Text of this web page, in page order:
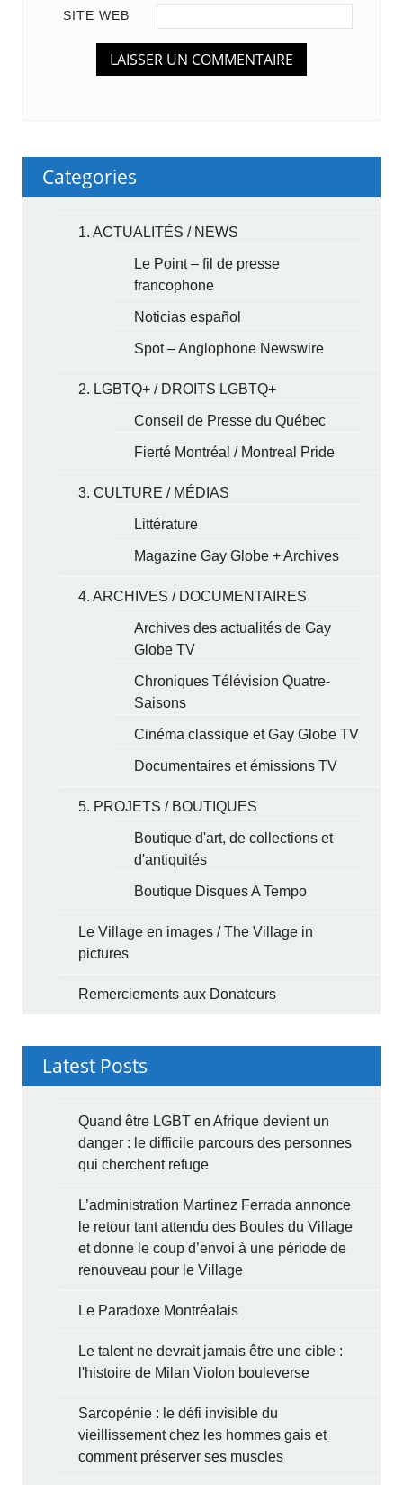
SITE WEB
Categories
1. ACTUALITÉS / NEWS
Le Point – fil de presse
francophone
Noticias español
Spot – Anglophone Newswire
2. LGBTQ+ / DROITS LGBTQ+
Conseil de Presse du Québec
Fierté Montréal / Montreal Pride
3. CULTURE / MÉDIAS
Littérature
Magazine Gay Globe + Archives
4. ARCHIVES / DOCUMENTAIRES
Archives des actualités de Gay
Globe TV
Chroniques Télévision Quatre-
Saisons
Cinéma classique et Gay Globe TV
Documentaires et émissions TV
5. PROJETS / BOUTIQUES
Boutique d'art, de collections et
d'antiquités
Boutique Disques A Tempo
Le Village en images / The Village in
pictures
Remerciements aux Donateurs
Latest Posts
Quand être LGBT en Afrique devient un
danger : le difficile parcours des personnes
qui cherchent refuge
L’administration Martinez Ferrada annonce
le retour tant attendu des Boules du Village
et donne le coup d’envoi à une période de
renouveau pour le Village
Le Paradoxe Montréalais
Le talent ne devrait jamais être une cible :
l'histoire de Milan Violon bouleverse
Sarcopénie : le défi invisible du
vieillissement chez les hommes gais et
comment préserver ses muscles